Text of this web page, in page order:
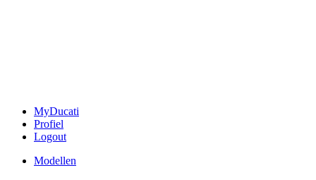
MyDucati
Profiel
Logout
Modellen